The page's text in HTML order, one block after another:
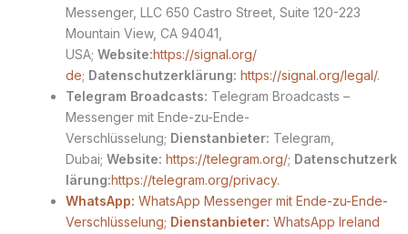
Messenger, LLC 650 Castro Street, Suite 120-223
Mountain View, CA 94041,
USA; Website:https://signal.org/
de; Datenschutzerklärung: https://signal.org/legal/.
Telegram Broadcasts: Telegram Broadcasts –
Messenger mit Ende-zu-Ende-
Verschlüsselung; Dienstanbieter: Telegram,
Dubai; Website: https://telegram.org/; Datenschutzerk
lärung:https://telegram.org/privacy.
WhatsApp: WhatsApp Messenger mit Ende-zu-Ende-
Verschlüsselung; Dienstanbieter: WhatsApp Ireland